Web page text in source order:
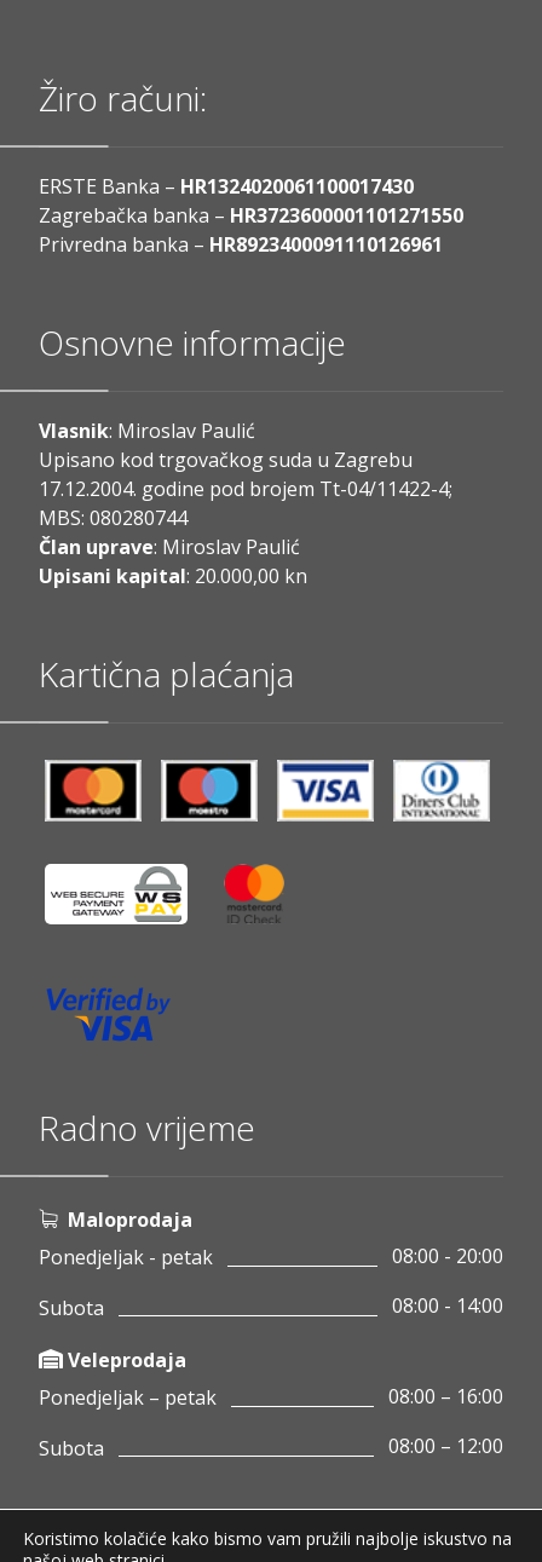
Žiro računi:
ERSTE Banka – HR1324020061100017430
Zagrebačka banka – HR3723600001101271550
Privredna banka – HR8923400091110126961
Osnovne informacije
Vlasnik: Miroslav Paulić
Upisano kod trgovačkog suda u Zagrebu
17.12.2004. godine pod brojem Tt-04/11422-4;
MBS: 080280744
Član uprave: Miroslav Paulić
Upisani kapital: 20.000,00 kn
Kartična plaćanja
Radno vrijeme
Maloprodaja
Ponedjeljak - petak
08:00 - 20:00
Subota
08:00 - 14:00
Veleprodaja
Ponedjeljak – petak
08:00 – 16:00
Subota
08:00 – 12:00
Koristimo kolačiće kako bismo vam pružili najbolje iskustvo na